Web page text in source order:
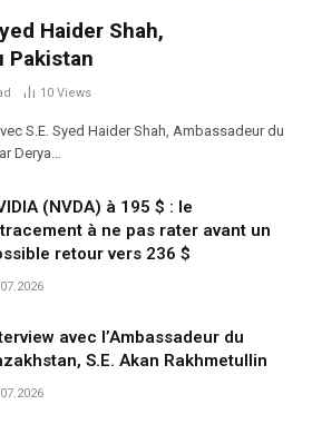
Haider Shah,
Pakistan
10 Views
S.E. Syed Haider Shah, Ambassadeur du
Derya…
(NVDA) à 195 $ : le
à ne pas rater avant un
retour vers 236 $
avec l’Ambassadeur du
S.E. Akan Rakhmetullin